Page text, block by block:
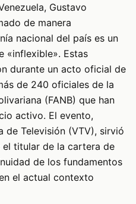
Gustavo
de manera
nacional del país es un
«inflexible». Estas
durante un acto oficial de
de 240 oficiales de la
(FANB) que han
activo. El evento,
de Televisión (VTV), sirvió
titular de la cartera de
de los fundamentos
el actual contexto